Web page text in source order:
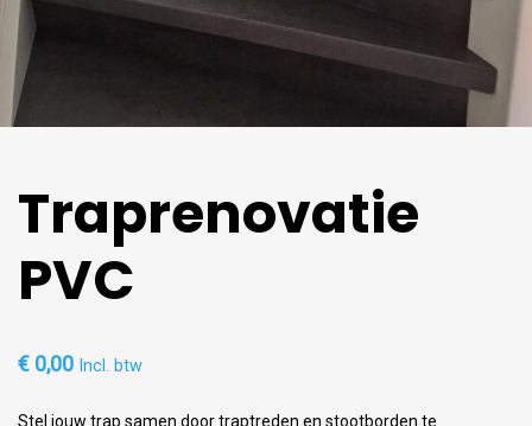
Traprenovatie
PVC
€ 0,00 Incl. btw
Stel jouw trap samen door traptreden en stootborden te